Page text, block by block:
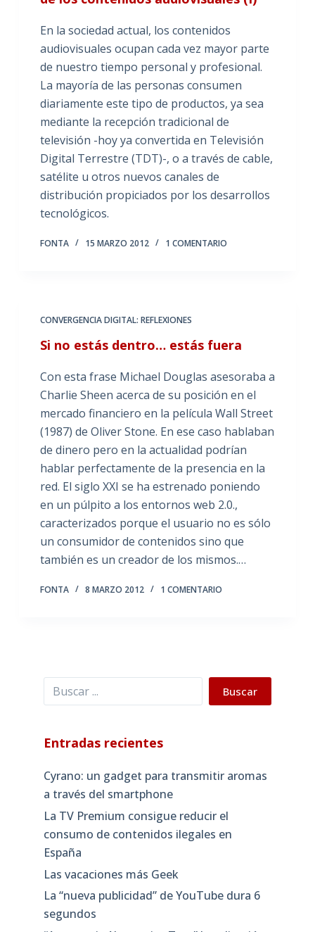
En la sociedad actual, los contenidos
audiovisuales ocupan cada vez mayor parte
de nuestro tiempo personal y profesional.
La mayoría de las personas consumen
diariamente este tipo de productos, ya sea
mediante la recepción tradicional de
televisión -hoy ya convertida en Televisión
Digital Terrestre (TDT)-, o a través de cable,
satélite u otros nuevos canales de
distribución propiciados por los desarrollos
tecnológicos.
FONTA 15 MARZO 2012 1 COMENTARIO
CONVERGENCIA DIGITAL: REFLEXIONES
Si no estás dentro… estás fuera
Con esta frase Michael Douglas asesoraba a
Charlie Sheen acerca de su posición en el
mercado financiero en la película Wall Street
(1987) de Oliver Stone. En ese caso hablaban
de dinero pero en la actualidad podrían
hablar perfectamente de la presencia en la
red. El siglo XXI se ha estrenado poniendo
en un púlpito a los entornos web 2.0.,
caracterizados porque el usuario no es sólo
un consumidor de contenidos sino que
también es un creador de los mismos.…
FONTA 8 MARZO 2012 1 COMENTARIO
Buscar Buscar
Entradas recientes
Cyrano: un gadget para transmitir aromas
a través del smartphone
La TV Premium consigue reducir el
consumo de contenidos ilegales en
España
Las vacaciones más Geek
La “nueva publicidad” de YouTube dura 6
segundos